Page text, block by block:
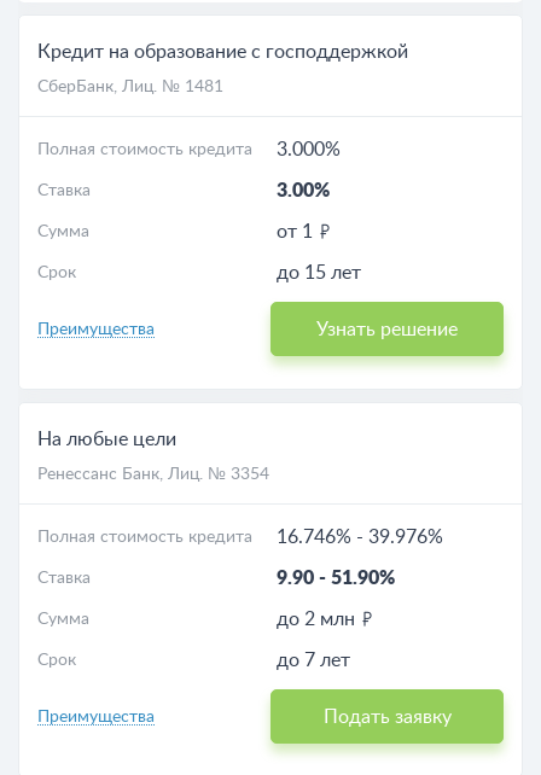
Кредит на образование с господдержкой
СберБанк, Лиц. № 1481
Полная стоимость кредита 3.000%
Ставка 3.00%
Сумма от 1
Срок до 15 лет
Преимущества Узнать решение
На любые цели
Ренессанс Банк, Лиц. № 3354
Полная стоимость кредита 16.746% - 39.976%
Ставка 9.90 - 51.90%
Сумма до 2 млн
Срок до 7 лет
Преимущества Подать заявку